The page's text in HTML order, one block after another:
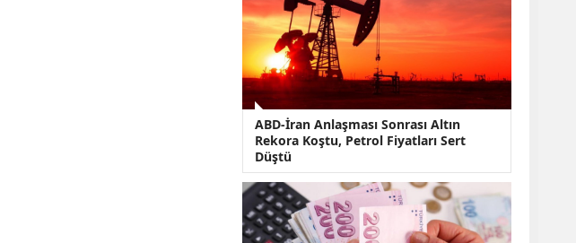
ABD-İran Anlaşması Sonrası Altın
Rekora Koştu, Petrol Fiyatları Sert
Düştü